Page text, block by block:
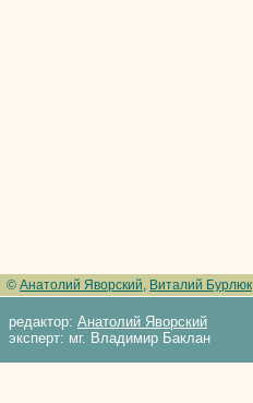
© Анатолий Яворский, Виталий Бурлюк
редактор: Анатолий Яворский
эксперт: мг. Владимир Баклан